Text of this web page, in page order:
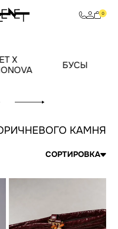
0
X
БУСЫ
КАМНЯ
СОРТИРОВКА